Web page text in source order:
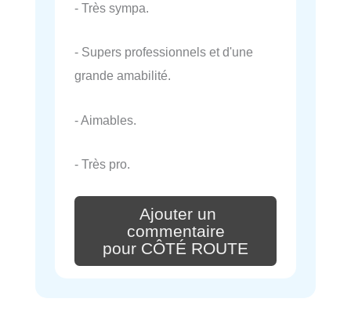
- Très sympa.
- Supers professionnels et d'une
grande amabilité.
- Aimables.
- Très pro.
Ajouter un
commentaire
pour CÔTÉ ROUTE